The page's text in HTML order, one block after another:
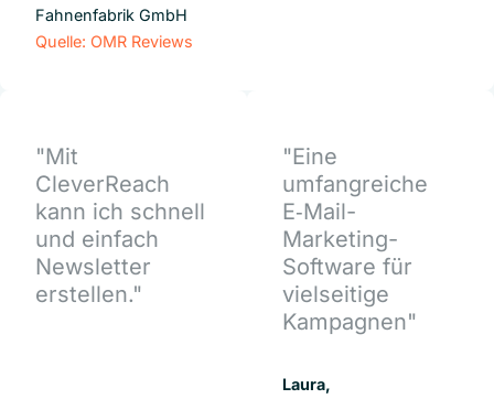
Fahnenfabrik GmbH
Quelle: OMR Reviews
"Mit
CleverReach
kann ich schnell
und einfach
Newsletter
erstellen."
"Eine
umfangreiche
E‑Mail-
Marketing-
Software für
vielseitige
Kampagnen"
Laura,